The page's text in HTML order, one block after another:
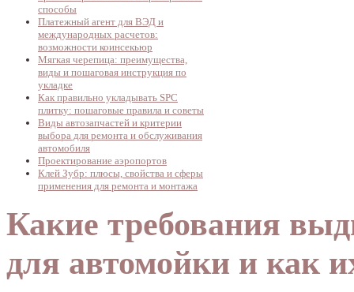
способы
Платежный агент для ВЭД и
международных расчетов:
возможности коинсекьюр
Мягкая черепица: преимущества,
виды и пошаговая инструкция по
укладке
Как правильно укладывать SPC
плитку: пошаговые правила и советы
Виды автозапчастей и критерии
выбора для ремонта и обслуживания
автомобиля
Проектирование аэропортов
Клей Зубр: плюсы, свойства и сферы
применения для ремонта и монтажа
Какие требования
для автомойки и как